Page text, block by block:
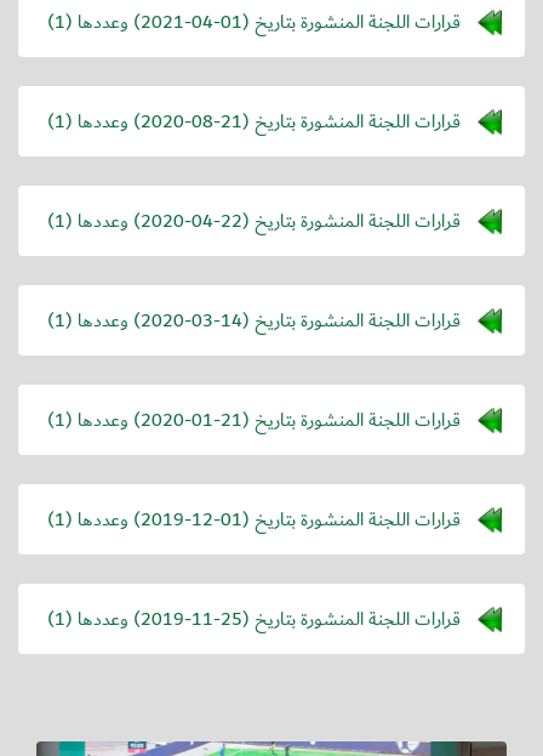
قرارات اللجنة المنشورة بتاريخ (2021-04-01) وعددها (1)
قرارات اللجنة المنشورة بتاريخ (2020-08-21) وعددها (1)
قرارات اللجنة المنشورة بتاريخ (2020-04-22) وعددها (1)
قرارات اللجنة المنشورة بتاريخ (2020-03-14) وعددها (1)
قرارات اللجنة المنشورة بتاريخ (2020-01-21) وعددها (1)
قرارات اللجنة المنشورة بتاريخ (2019-12-01) وعددها (1)
قرارات اللجنة المنشورة بتاريخ (2019-11-25) وعددها (1)